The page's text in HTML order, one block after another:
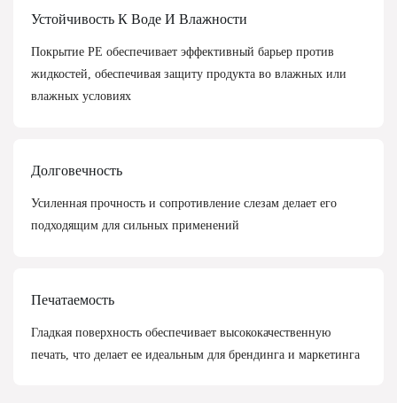
Устойчивость К Воде И Влажности
Покрытие PE обеспечивает эффективный барьер против
жидкостей, обеспечивая защиту продукта во влажных или
влажных условиях
Долговечность
Усиленная прочность и сопротивление слезам делает его
подходящим для сильных применений
Печатаемость
Гладкая поверхность обеспечивает высококачественную
печать, что делает ее идеальным для брендинга и маркетинга